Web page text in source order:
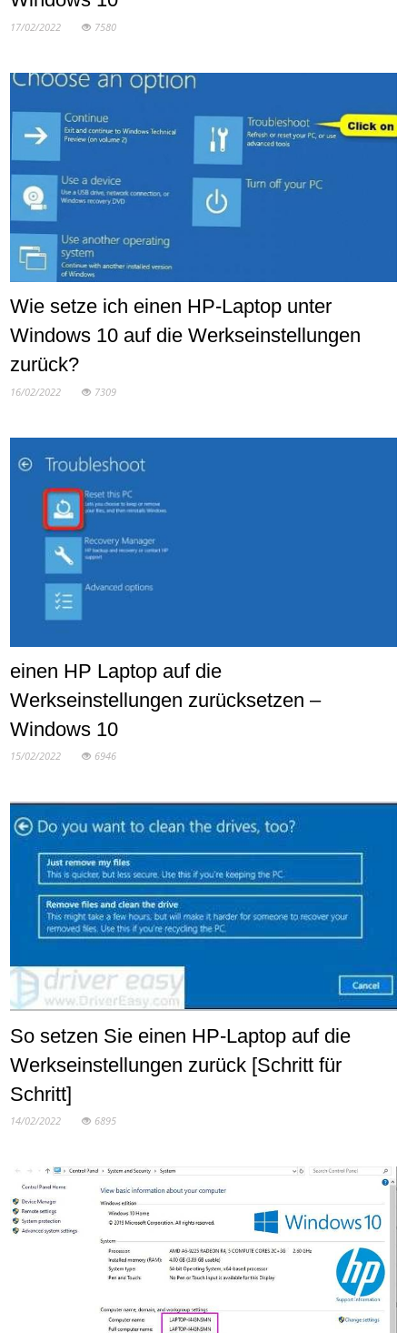
17/02/2022 7580
Wie setze ich einen HP-Laptop unter
Windows 10 auf die Werkseinstellungen
zurück?
16/02/2022 7309
einen HP Laptop auf die
Werkseinstellungen zurücksetzen –
Windows 10
15/02/2022 6946
So setzen Sie einen HP-Laptop auf die
Werkseinstellungen zurück [Schritt für
Schritt]
14/02/2022 6895